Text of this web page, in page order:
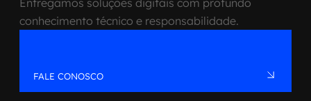
Entregamos soluções digitais com profundo
conhecimento técnico e responsabilidade.
FALE CONOSCO